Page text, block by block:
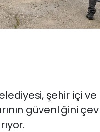
şehir içi
güvenliğini